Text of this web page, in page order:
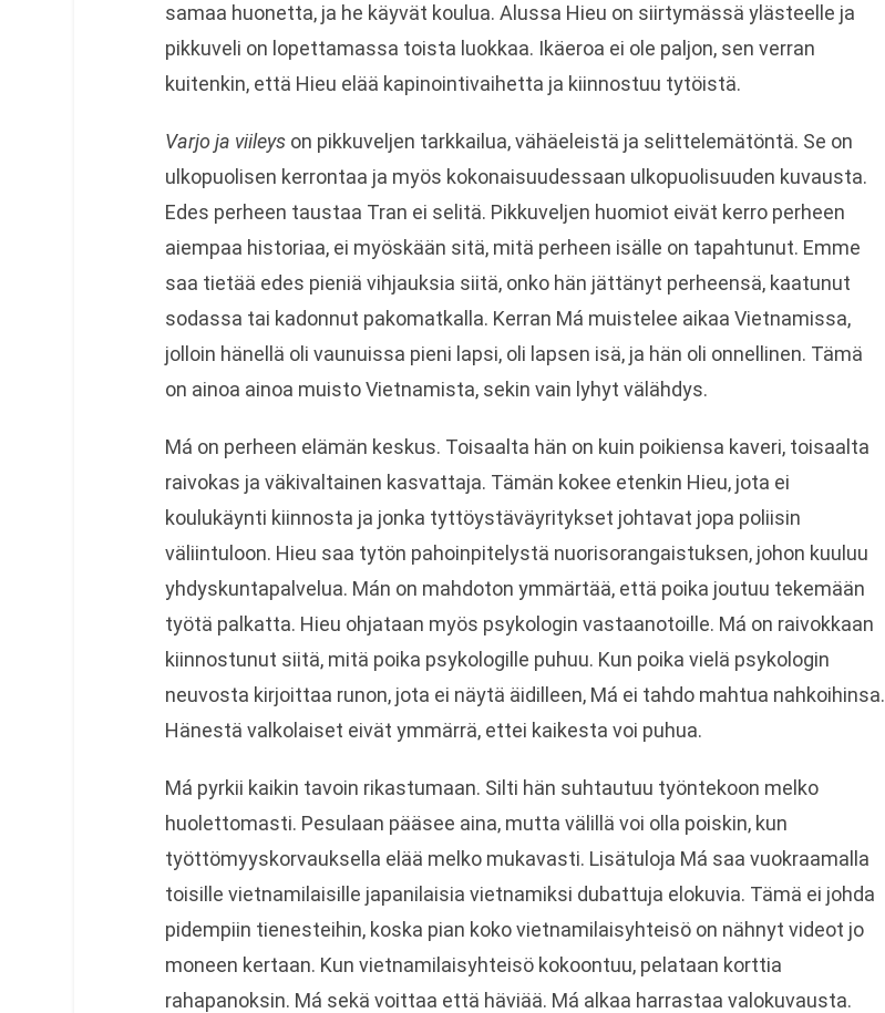
samaa huonetta, ja he käyvät koulua. Alussa Hieu on siirtymässä ylästeelle ja
pikkuveli on lopettamassa toista luokkaa. Ikäeroa ei ole paljon, sen verran
kuitenkin, että Hieu elää kapinointivaihetta ja kiinnostuu tytöistä.
Varjo ja viileyson pikkuveljen tarkkailua, vähäeleistä ja selittelemätöntä. Se on
ulkopuolisen kerrontaa ja myös kokonaisuudessaan ulkopuolisuuden kuvausta.
Edes perheen taustaa Tran ei selitä. Pikkuveljen huomiot eivät kerro perheen
aiempaa historiaa, ei myöskään sitä, mitä perheen isälle on tapahtunut. Emme
saa tietää edes pieniä vihjauksia siitä, onko hän jättänyt perheensä, kaatunut
sodassa tai kadonnut pakomatkalla. Kerran Má muistelee aikaa Vietnamissa,
jolloin hänellä oli vaunuissa pieni lapsi, oli lapsen isä, ja hän oli onnellinen. Tämä
on ainoa ainoa muisto Vietnamista, sekin vain lyhyt välähdys.
Má on perheen elämän keskus. Toisaalta hän on kuin poikiensa kaveri, toisaalta
raivokas ja väkivaltainen kasvattaja. Tämän kokee etenkin Hieu, jota ei
koulukäynti kiinnosta ja jonka tyttöystäväyritykset johtavat jopa poliisin
väliintuloon. Hieu saa tytön pahoinpitelystä nuorisorangaistuksen, johon kuuluu
yhdyskuntapalvelua. Mán on mahdoton ymmärtää, että poika joutuu tekemään
työtä palkatta. Hieu ohjataan myös psykologin vastaanotoille. Má on raivokkaan
kiinnostunut siitä, mitä poika psykologille puhuu. Kun poika vielä psykologin
neuvosta kirjoittaa runon, jota ei näytä äidilleen, Má ei tahdo mahtua nahkoihinsa.
Hänestä valkolaiset eivät ymmärrä, ettei kaikesta voi puhua.
Má pyrkii kaikin tavoin rikastumaan. Silti hän suhtautuu työntekoon melko
huolettomasti. Pesulaan pääsee aina, mutta välillä voi olla poiskin, kun
työttömyyskorvauksella elää melko mukavasti. Lisätuloja Má saa vuokraamalla
toisille vietnamilaisille japanilaisia vietnamiksi dubattuja elokuvia. Tämä ei johda
pidempiin tienesteihin, koska pian koko vietnamilaisyhteisö on nähnyt videot jo
moneen kertaan. Kun vietnamilaisyhteisö kokoontuu, pelataan korttia
rahapanoksin. Má sekä voittaa että häviää. Má alkaa harrastaa valokuvausta.